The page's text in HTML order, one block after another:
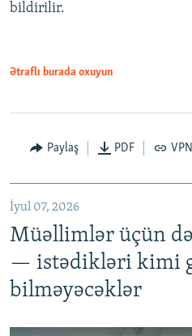
bildirilir.
Ətraflı burada oxuyun
Paylaş PDF
İyul 07, 2026
Müəllimlər üçün
— istədikləri kimi
bilməyəcəklər